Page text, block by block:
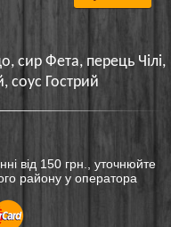
сир Фета, перець Чілі,
соус Гострий
від 150 грн., уточнюйте
району у оператора